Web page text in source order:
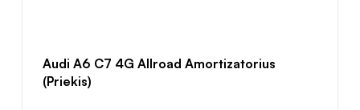
Audi A6 C7 4G Allroad Amortizatorius
(Priekis)